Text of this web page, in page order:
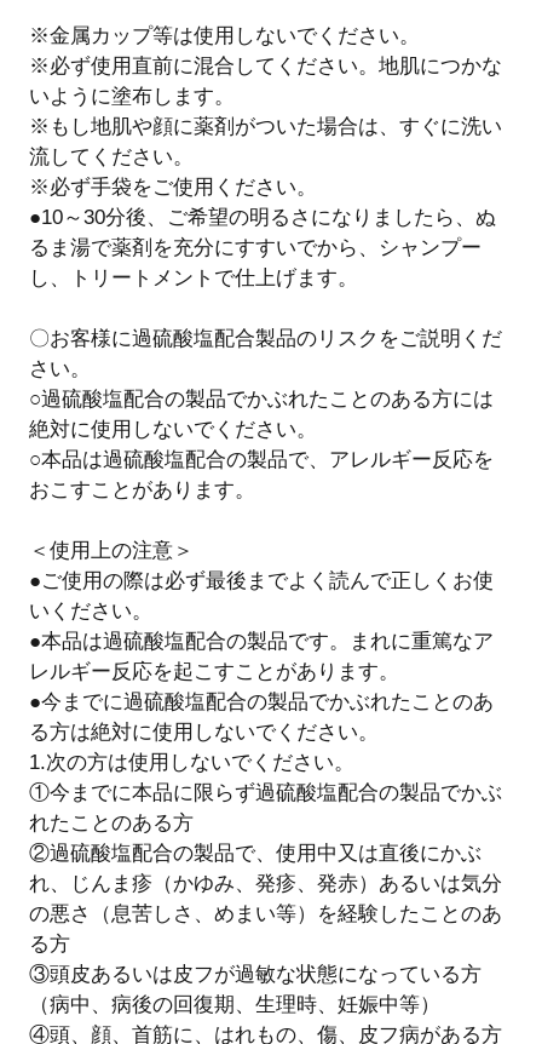
※金属カップ等は使用しないでください。
※必ず使用直前に混合してください。地肌につかな
いように塗布します。
※もし地肌や顔に薬剤がついた場合は、すぐに洗い
流してください。
※必ず手袋をご使用ください。
●10～30分後、ご希望の明るさになりましたら、ぬ
るま湯で薬剤を充分にすすいでから、シャンプー
し、トリートメントで仕上げます。
〇お客様に過硫酸塩配合製品のリスクをご説明くだ
さい。
○過硫酸塩配合の製品でかぶれたことのある方には
絶対に使用しないでください。
○本品は過硫酸塩配合の製品で、アレルギー反応を
おこすことがあります。
＜使用上の注意＞
●ご使用の際は必ず最後までよく読んで正しくお使
いください。
●本品は過硫酸塩配合の製品です。まれに重篤なア
レルギー反応を起こすことがあります。
●今までに過硫酸塩配合の製品でかぶれたことのあ
る方は絶対に使用しないでください。
1.次の方は使用しないでください。
①今までに本品に限らず過硫酸塩配合の製品でかぶ
れたことのある方
②過硫酸塩配合の製品で、使用中又は直後にかぶ
れ、じんま疹（かゆみ、発疹、発赤）あるいは気分
の悪さ（息苦しさ、めまい等）を経験したことのあ
る方
③頭皮あるいは皮フが過敏な状態になっている方
（病中、病後の回復期、生理時、妊娠中等）
④頭、顔、首筋に、はれもの、傷、皮フ病がある方